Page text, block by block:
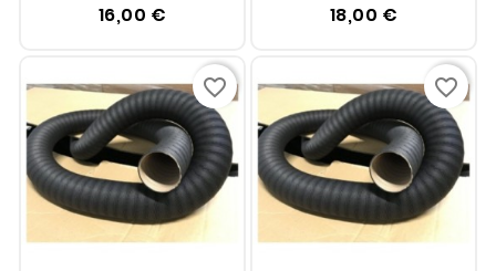
16,00 € 18,00 €
favorite_border favorite_border